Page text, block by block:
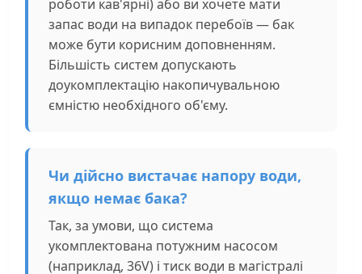
роботи кав'ярні) або ви хочете мати
запас води на випадок перебоїв — бак
може бути корисним доповненням.
Більшість систем допускають
доукомплектацію накопичувальною
ємністю необхідного об'єму.
Чи дійсно вистачає напору води,
якщо немає бака?
Так, за умови, що система
укомплектована потужним насосом
(наприклад, 36V) і тиск води в магістралі